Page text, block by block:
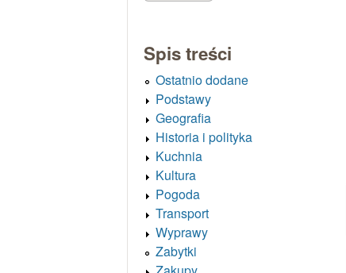
Spis treści
Ostatnio dodane
Podstawy
Geografia
Historia i polityka
Kuchnia
Kultura
Pogoda
Transport
Wyprawy
Zabytki